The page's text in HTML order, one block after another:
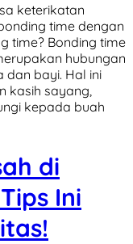
keterikatan
time dengan
time? Bonding time
hubungan
dan bayi. Hal ini
kasih sayang,
kepada buah
di
Ini